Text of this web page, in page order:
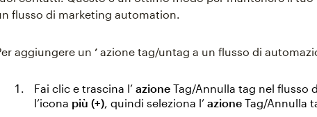
flusso di marketing automation.
aggiungere un’ azione tag/untag a un flusso di
Fai clic e trascina l’ azioneTag/Annulla tag nel flusso
l’icona più (+), quindi seleziona l’ azioneTag/Annulla